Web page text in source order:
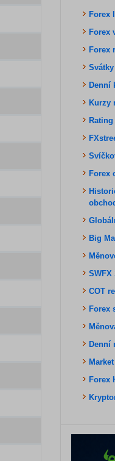
Forex
Forex
Forex
Denní
Kurzy
Forex
Big
SWFX
COT
Forex
Denní
Forex